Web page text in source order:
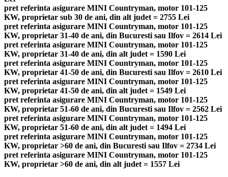
pret referinta asigurare MINI Countryman, motor 101-125
KW, proprietar sub 30 de ani, din alt judet = 2755 Lei
pret referinta asigurare MINI Countryman, motor 101-125
KW, proprietar 31-40 de ani, din Bucuresti sau Ilfov = 2614 Lei
pret referinta asigurare MINI Countryman, motor 101-125
KW, proprietar 31-40 de ani, din alt judet = 1590 Lei
pret referinta asigurare MINI Countryman, motor 101-125
KW, proprietar 41-50 de ani, din Bucuresti sau Ilfov = 2610 Lei
pret referinta asigurare MINI Countryman, motor 101-125
KW, proprietar 41-50 de ani, din alt judet = 1549 Lei
pret referinta asigurare MINI Countryman, motor 101-125
KW, proprietar 51-60 de ani, din Bucuresti sau Ilfov = 2562 Lei
pret referinta asigurare MINI Countryman, motor 101-125
KW, proprietar 51-60 de ani, din alt judet = 1494 Lei
pret referinta asigurare MINI Countryman, motor 101-125
KW, proprietar >60 de ani, din Bucuresti sau Ilfov = 2734 Lei
pret referinta asigurare MINI Countryman, motor 101-125
KW, proprietar >60 de ani, din alt judet = 1557 Lei